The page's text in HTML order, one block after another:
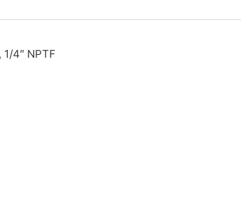
4″ NPTF